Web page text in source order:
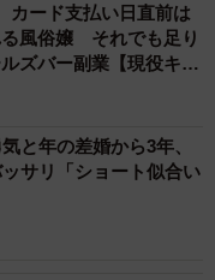
ード支払い日直前は
風俗嬢 それでも足り
ズバー副業【現役キャ
と年の差婚から3年、
サリ「ショート似合い